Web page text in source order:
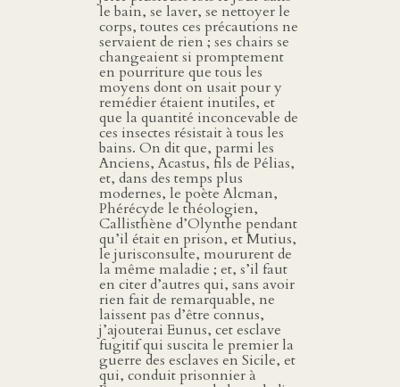
le bain, se laver, se nettoyer le
corps, toutes ces précautions ne
servaient de rien ; ses chairs se
changeaient si promptement
en pourriture que tous les
moyens dont on usait pour y
remédier étaient inutiles, et
que la quantité inconcevable de
ces insectes résistait à tous les
bains. On dit que, parmi les
Anciens, Acastus, fils de Pélias,
et, dans des temps plus
modernes, le poète Alcman,
Phérécyde le théologien,
Callisthène d’Olynthe pendant
qu’il était en prison, et Mutius,
le jurisconsulte, moururent de
la même maladie ; et, s’il faut
en citer d’autres qui, sans avoir
rien fait de remarquable, ne
laissent pas d’être connus,
j’ajouterai Eunus, cet esclave
fugitif qui suscita le premier la
guerre des esclaves en Sicile, et
qui, conduit prisonnier à